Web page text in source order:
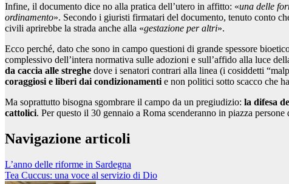
Infine, il documento dice no alla pratica dell’utero in affitto: «una delle
ordinamento». Secondo i giuristi firmatari del documento, tenuto conto
civili aprirebbe la strada anche alla «gestazione per altri».
Ecco perché, dato che sono in campo questioni di grande spessore
complessivo dell’intera normativa sulle adozioni e sull’affido alla luce
da caccia alle streghe dove i senatori contrari alla linea (i cosiddetti
coraggiosi e liberi dai condizionamenti e non politici sotto scacco che
Ma soprattutto bisogna sgombrare il campo da un pregiudizio: la difesa
cattolici. Per questo il 30 gennaio a Roma scenderanno in piazza
Navigazione articoli
L’anno delle riforme in Sardegna
Tea Cuccus: una voce al servizio di Dio